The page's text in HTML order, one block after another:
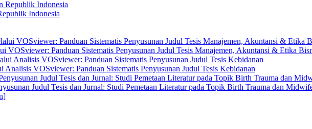
Indonesia
VOSviewer: Panduan Sistematis Penyusunan Judul Tesis Manajemen, Akuntansi & Etika
VOSviewer: Panduan Sistematis Penyusunan Judul Tesis Kebidanan
Judul Tesis dan Jurnal: Studi Pemetaan Literatur pada Topik Birth Trauma dan